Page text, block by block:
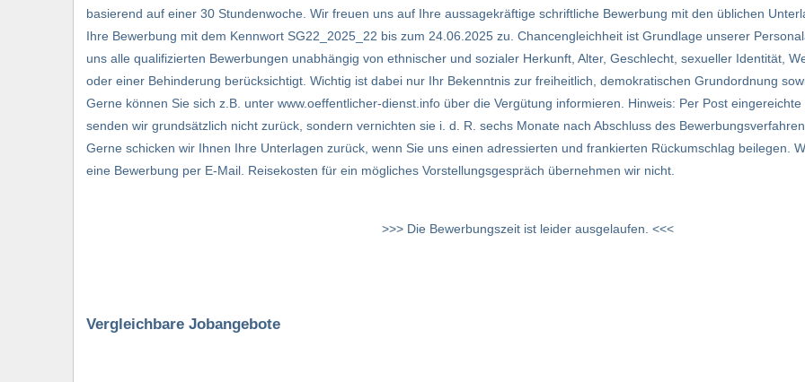
basierend auf einer 30 Stundenwoche. Wir freuen uns auf Ihre aussagekräftige schriftliche Bewerbung mit den üblichen
Ihre Bewerbung mit dem Kennwort SG22_2025_22 bis zum 24.06.2025 zu. Chancengleichheit ist Grundlage unserer
uns alle qualifizierten Bewerbungen unabhängig von ethnischer und sozialer Herkunft, Alter, Geschlecht, sexueller Identität,
oder einer Behinderung berücksichtigt. Wichtig ist dabei nur Ihr Bekenntnis zur freiheitlich, demokratischen Grundordnung
Gerne können Sie sich z.B. unter www.oeffentlicher-dienst.info über die Vergütung informieren. Hinweis: Per Post
senden wir grundsätzlich nicht zurück, sondern vernichten sie i. d. R. sechs Monate nach Abschluss des
Gerne schicken wir Ihnen Ihre Unterlagen zurück, wenn Sie uns einen adressierten und frankierten Rückumschlag beilegen.
eine Bewerbung per E-Mail. Reisekosten für ein mögliches Vorstellungsgespräch übernehmen wir nicht.
>>> Die Bewerbungszeit ist leider ausgelaufen. <<<
Vergleichbare Jobangebote